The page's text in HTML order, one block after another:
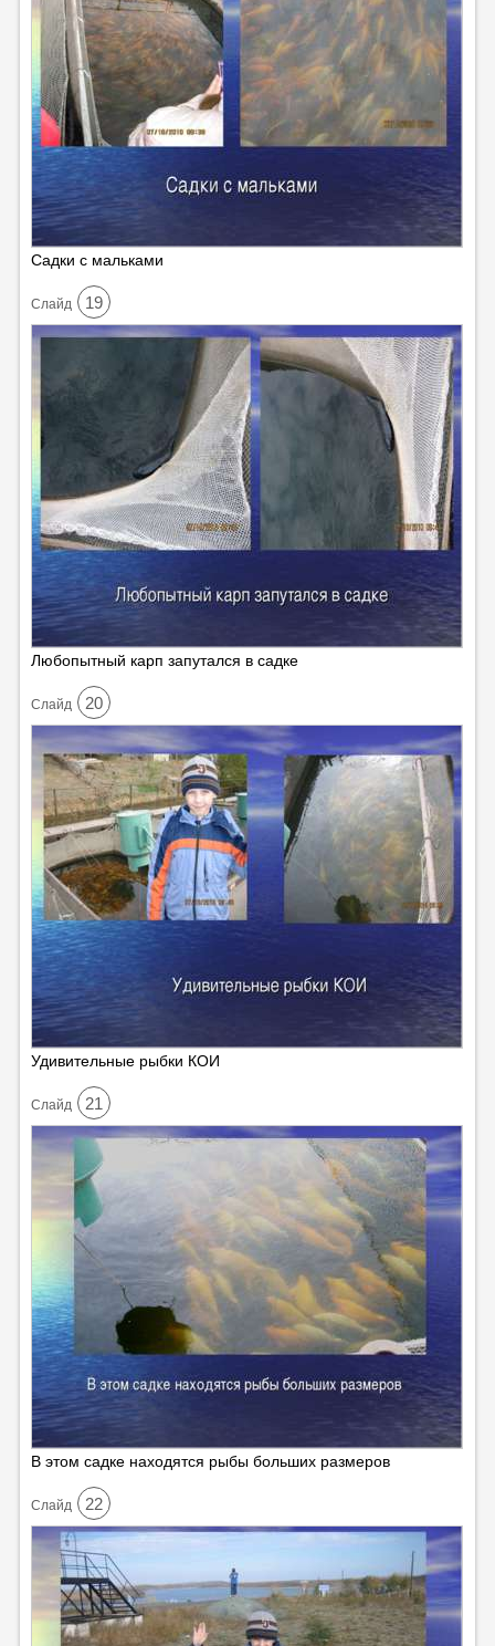
Садки с мальками
Cлайд 19
Любопытный карп запутался в садке
Cлайд 20
Удивительные рыбки КОИ
Cлайд 21
В этом садке находятся рыбы больших размеров
Cлайд 22